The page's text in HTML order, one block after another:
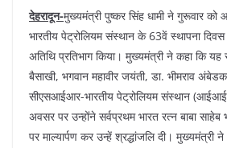
देहरादून-मुख्यमंत्री पुष्कर सिंह धामी ने गुरूवार
भारतीय पेट्रोलियम संस्थान के 63वें स्थापना
अतिथि प्रतिभाग किया। मुख्यमंत्री ने कहा कि
बैसाखी, भगवान महावीर जयंती, डा. भीमराव
सीएसआईआर-भारतीय पेट्रोलियम संस्थान
अवसर पर उन्होंने सर्वप्रथम भारत रत्न बाबा
पर माल्यार्पण कर उन्हें श्रद्धांजलि दी। मुख्यमंत्री